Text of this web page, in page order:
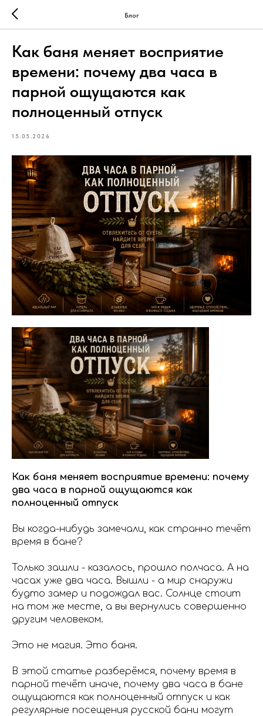
Блог
Как баня меняет восприятие
времени: почему два часа в
парной ощущаются как
полноценный отпуск
15.05.2026
Как баня меняет восприятие времени: почему
два часа в парной ощущаются как
полноценный отпуск
Вы когда-нибудь замечали, как странно течёт
время в бане?
Только зашли - казалось, прошло полчаса. А на
часах уже два часа. Вышли - а мир снаружи
будто замер и подождал вас. Солнце стоит
на том же месте, а вы вернулись совершенно
другим человеком.
Это не магия. Это баня.
В этой статье разберёмся, почему время в
парной течёт иначе, почему два часа в бане
ощущаются как полноценный отпуск и как
регулярные посещения русской бани могут